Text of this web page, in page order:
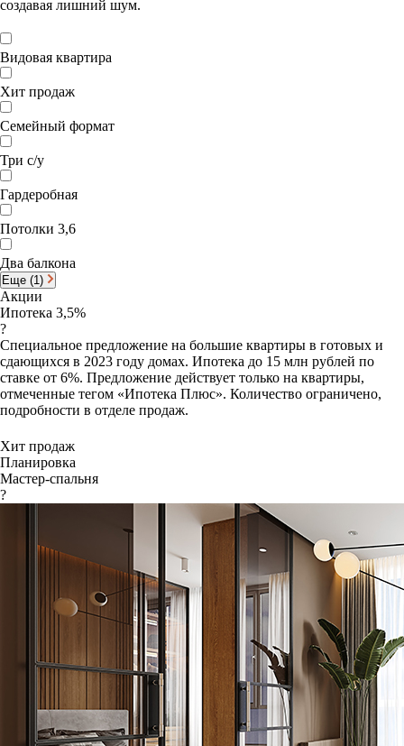
создавая лишний шум.
Видовая квартира
Хит продаж
Семейный формат
Три с/у
Гардеробная
Потолки 3,6
Два балкона
Еще (1)
Акции
Ипотека 3,5%
?
Специальное предложение на большие квартиры в готовых и
сдающихся в 2023 году домах. Ипотека до 15 млн рублей по
ставке от 6%. Предложение действует только на квартиры,
отмеченные тегом «Ипотека Плюс». Количество ограничено,
подробности в отделе продаж.
Хит продаж
Планировка
Мастер-спальня
?